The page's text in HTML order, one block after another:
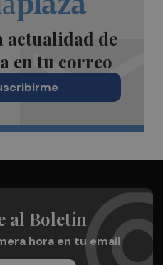
actualidad de
en tu correo
al Boletín
hora en tu email